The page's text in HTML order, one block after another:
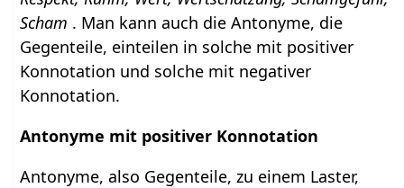
Scham . Man kann auch die Antonyme, die
Gegenteile, einteilen in solche mit positiver
Konnotation und solche mit negativer
Konnotation.
Antonyme mit positiver Konnotation
Antonyme, also Gegenteile, zu einem Laster,